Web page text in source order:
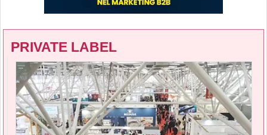
PRIVATE LABEL